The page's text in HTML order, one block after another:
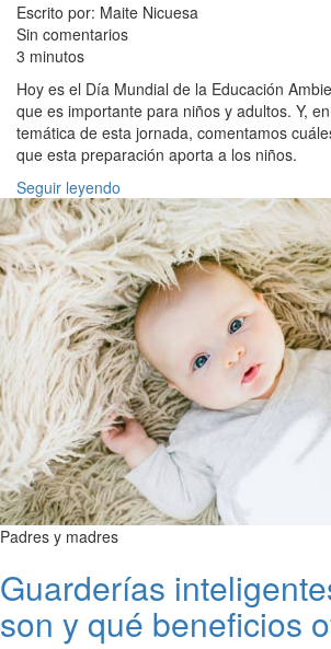
Escrito por: Maite Nicuesa
Sin comentarios
3 minutos
Hoy es el Día Mundial de la Educación
que es importante para niños y adultos. Y,
temática de esta jornada, comentamos
que esta preparación aporta a los niños.
Seguir leyendo
Padres y madres
Guarderías
son y qué beneficios